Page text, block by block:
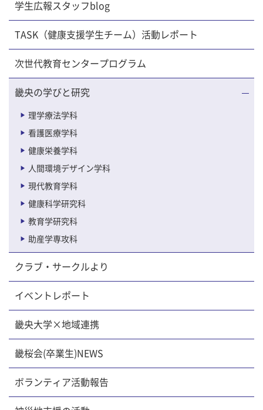
学生広報スタッフblog
TASK（健康支援学生チーム）活動レポート
次世代教育センタープログラム
畿央の学びと研究
理学療法学科
看護医療学科
健康栄養学科
人間環境デザイン学科
現代教育学科
健康科学研究科
教育学研究科
助産学専攻科
クラブ・サークルより
イベントレポート
畿央大学×地域連携
畿桜会(卒業生)NEWS
ボランティア活動報告